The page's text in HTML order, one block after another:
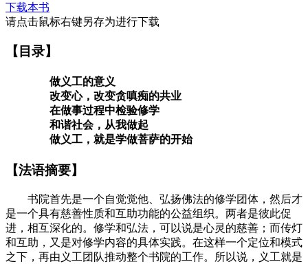
下载本书
请点击鼠标右键另存为进行下载
【目录】
做义工的意义
改变心，改变贪嗔痴的共业
在做事过程中检验修学
和谐社会，从我做起
做义工，就是学做菩萨的开始
【法语摘要】
书院首先是一个自觉觉他、弘扬佛法的修学团体，然后才
是一个具有慈善性质和互助功能的公益组织。两者是彼此促
进，相互深化的。修学和弘法，可以说是心灵的慈善；而传灯
和互助，又是对修学内容的具体实践。在这样一个定位和模式
之下，再由义工团队推动整个书院的工作。所以说，义工就是